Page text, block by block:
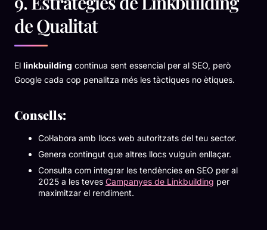
de Qualitat
El linkbuilding continua sent essencial per al SEO, però
Google cada cop penalitza més les tàctiques no ètiques.
Consells:
Col·labora amb llocs web autoritzats del teu sector.
Genera contingut que altres llocs vulguin enllaçar.
Consulta com integrar les tendències en SEO per al
2025 a les teves Campanyes de Linkbuilding per
maximitzar el rendiment.